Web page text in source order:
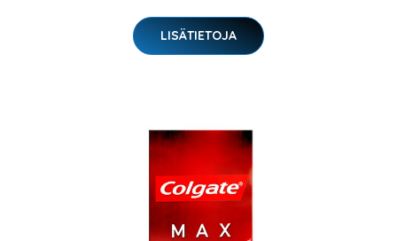
LISÄTIETOJA